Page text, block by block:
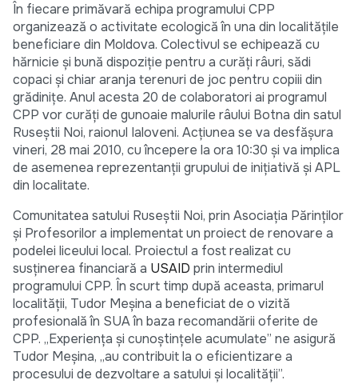
În fiecare primăvară echipa programului CPP
organizează o activitate ecologică în una din localităţile
beneficiare din Moldova. Colectivul se echipează cu
hărnicie şi bună dispoziţie pentru a curăţi râuri, sădi
copaci şi chiar aranja terenuri de joc pentru copiii din
grădiniţe. Anul acesta 20 de colaboratori ai programul
CPP vor curăţi de gunoaie malurile râului Botna din satul
Ruseştii Noi, raionul Ialoveni. Acţiunea se va desfăşura
vineri, 28 mai 2010, cu începere la ora 10:30 şi va implica
de asemenea reprezentanţii grupului de iniţiativă şi APL
din localitate.
Comunitatea satului Ruseştii Noi, prin Asociaţia Părinţilor
şi Profesorilor a implementat un proiect de renovare a
podelei liceului local. Proiectul a fost realizat cu
susţinerea financiară a USAID prin intermediul
programului CPP. În scurt timp după aceasta, primarul
localităţii, Tudor Meşina a beneficiat de o vizită
profesională în SUA în baza recomandării oferite de
CPP. „Experienţa şi cunoştinţele acumulate” ne asigură
Tudor Meşina, „au contribuit la o eficientizare a
procesului de dezvoltare a satului şi localităţii”.